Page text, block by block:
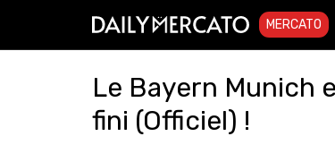
MERCATO
Le Bayern Munich
fini (Officiel) !